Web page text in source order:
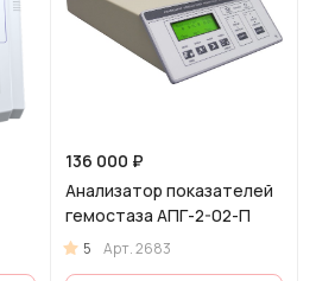
136 000 ₽
Анализатор показателей
гемостаза АПГ-2-02-П
5 Арт.2683